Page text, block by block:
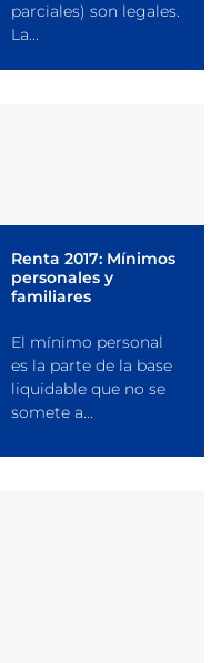
parciales) son legales.
La...
Renta 2017: Mínimos
personales y
familiares
El mínimo personal
es la parte de la base
liquidable que no se
somete a...